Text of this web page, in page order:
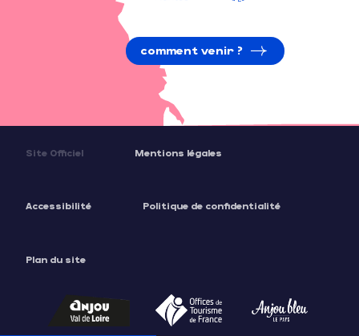
Description
comment venir ?
Site Officiel Mentions légales
Accessibilité Politique de confidentialité
Plan du site